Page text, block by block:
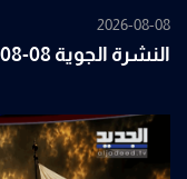
2026-08-08
النشرة الجوية 08-08-2026